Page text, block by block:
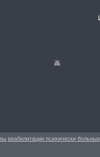
реабилитации психически больных